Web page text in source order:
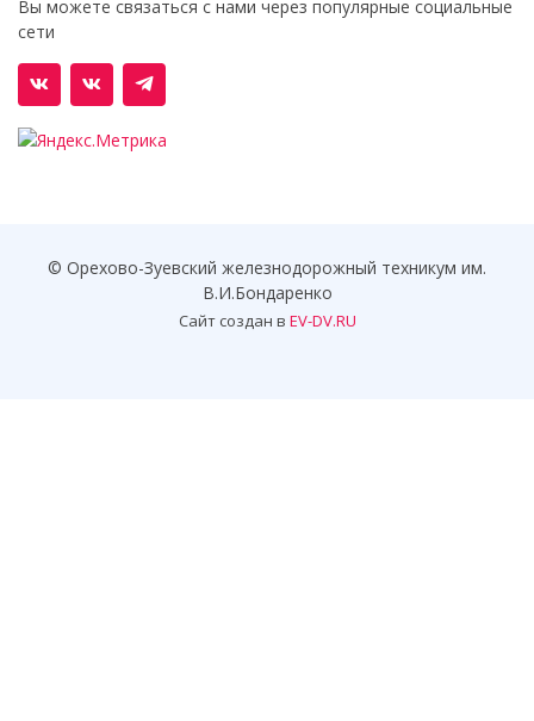
Вы можете связаться с нами через популярные социальные
сети
© Орехово-Зуевский железнодорожный техникум им.
В.И.Бондаренко
Сайт создан в EV-DV.RU